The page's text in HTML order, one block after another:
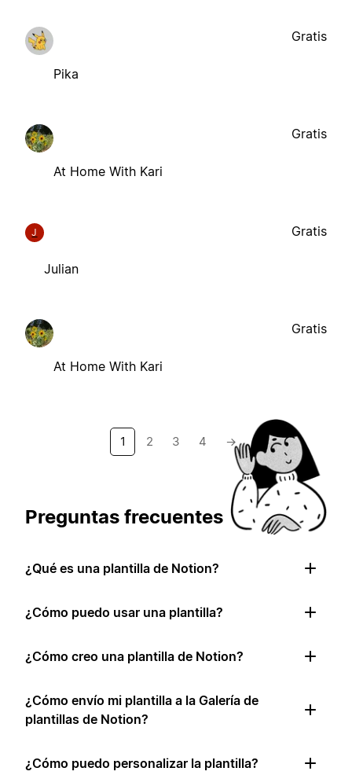
Pika
Gratis
At Home With Kari
Gratis
J
Julian
Gratis
At Home With Kari
Gratis
1 2 3 4 →
Preguntas frecuentes
¿Qué es una plantilla de Notion?
¿Cómo puedo usar una plantilla?
¿Cómo creo una plantilla de Notion?
¿Cómo envío mi plantilla a la Galería de
plantillas de Notion?
¿Cómo puedo personalizar la plantilla?